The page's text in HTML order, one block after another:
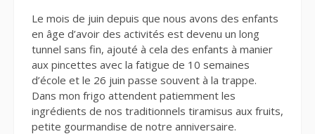
Le mois de juin depuis que nous avons des enfants
en âge d’avoir des activités est devenu un long
tunnel sans fin, ajouté à cela des enfants à manier
aux pincettes avec la fatigue de 10 semaines
d’école et le 26 juin passe souvent à la trappe.
Dans mon frigo attendent patiemment les
ingrédients de nos traditionnels tiramisus aux fruits,
petite gourmandise de notre anniversaire.